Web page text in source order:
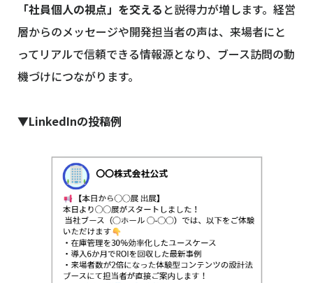
「社員個人の視点」を交える と説得力が増します。経営
層からのメッセージや開発担当者の声は、来場者にと
ってリアルで信頼できる情報源となり、ブース訪問の動
機づけにつながります。
▼LinkedInの投稿例